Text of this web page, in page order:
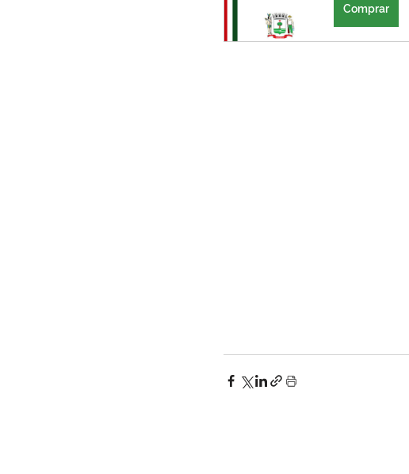
Licitação
Comprar